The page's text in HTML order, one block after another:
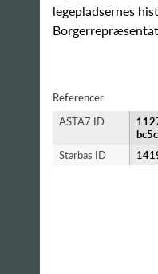
legepladsernes
Referencer
ASTA7 ID
Starbas ID